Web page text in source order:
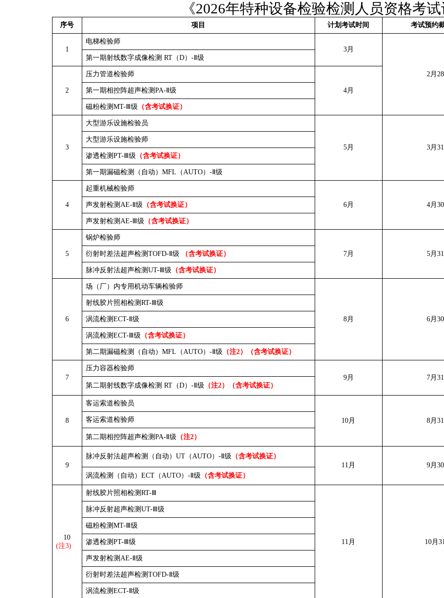
《2026年特种设备检验检测人员资格考试
序号 项目 计划考试时间 考试预约
1
电梯检验师
3月
2月
第一期射线数字成像检测 RT（D）-Ⅱ级
2
压力管道检验师
4月
第一期相控阵超声检测PA-Ⅱ级
磁粉检测MT-Ⅲ级 （含考试换证）
3
大型游乐设施检验员
5月 3月
大型游乐设施检验师
渗透检测PT-Ⅲ级 （含考试换证）
第一期漏磁检测（自动）MFL（AUTO）-Ⅱ级
4
起重机械检验师
6月 4月
声发射检测AE-Ⅱ级 （含考试换证）
声发射检测AE-Ⅲ级 （含考试换证）
5
锅炉检验师
7月 5月
衍射时差法超声检测TOFD-Ⅱ级 （含考试换证）
脉冲反射法超声检测UT-Ⅲ级 （含考试换证）
6
场（厂）内专用机动车辆检验师
8月 6月
射线胶片照相检测RT-Ⅲ级
涡流检测ECT-Ⅱ级
涡流检测ECT-Ⅲ级 （含考试换证）
第二期漏磁检测（自动）MFL（AUTO）-Ⅱ级 （注2）（含考试换证）
7
压力容器检验师
9月
7月
第二期射线数字成像检测 RT（D）-Ⅱ级 （注2）（含考试换证）
8
客运索道检验员
10月 8月
客运索道检验师
第二期相控阵超声检测PA-Ⅱ级 （注2）
9
脉冲反射法超声检测（自动）UT（AUTO）-Ⅱ级 （含考试换证）
11月
9月
涡流检测（自动）ECT（AUTO）-Ⅱ级 （含考试换证）
10
(注3)
射线胶片照相检测RT-Ⅲ
11月 10月
脉冲反射超声检测UT-Ⅲ级
磁粉检测MT-Ⅲ级
渗透检测PT-Ⅲ级
声发射检测AE-Ⅱ级
衍射时差法超声检测TOFD-Ⅱ级
涡流检测ECT-Ⅱ级